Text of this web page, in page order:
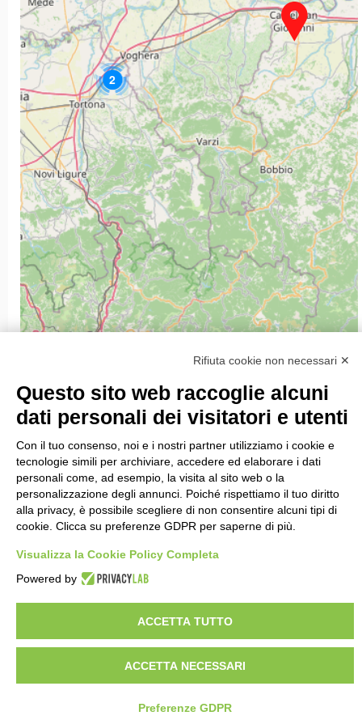
2
Rifiuta cookie non necessari ✕
Questo sito web raccoglie alcuni
dati personali dei visitatori e utenti
Con il tuo consenso, noi e i nostri partner utilizziamo i cookie e
tecnologie simili per archiviare, accedere ed elaborare i dati
personali come, ad esempio, la visita al sito web o la
personalizzazione degli annunci. Poiché rispettiamo il tuo diritto
alla privacy, è possibile scegliere di non consentire alcuni tipi di
cookie. Clicca su preferenze GDPR per saperne di più.
Visualizza la Cookie Policy Completa
Powered by
ACCETTA TUTTO
ACCETTA NECESSARI
Preferenze GDPR